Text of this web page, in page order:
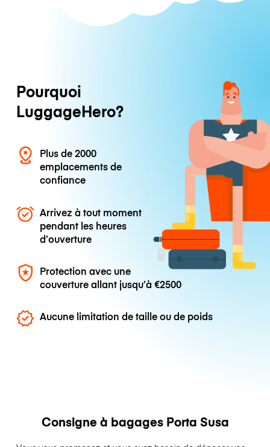
Pourquoi
LuggageHero?
Plus de 2000
emplacements de
confiance
Arrivez à tout moment
pendant les heures
d’ouverture
Protection avec une
couverture allant jusqu’à€2500
Aucune limitation de taille ou de poids
Consigne à bagages Porta Susa